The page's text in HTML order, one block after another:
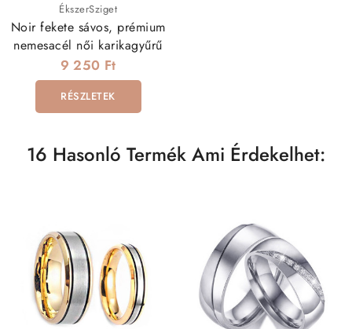
ÉkszerSziget
Noir fekete sávos, prémium
nemesacél női karikagyűrű
9 250 Ft
RÉSZLETEK
16 Hasonló Termék Ami Érdekelhet: